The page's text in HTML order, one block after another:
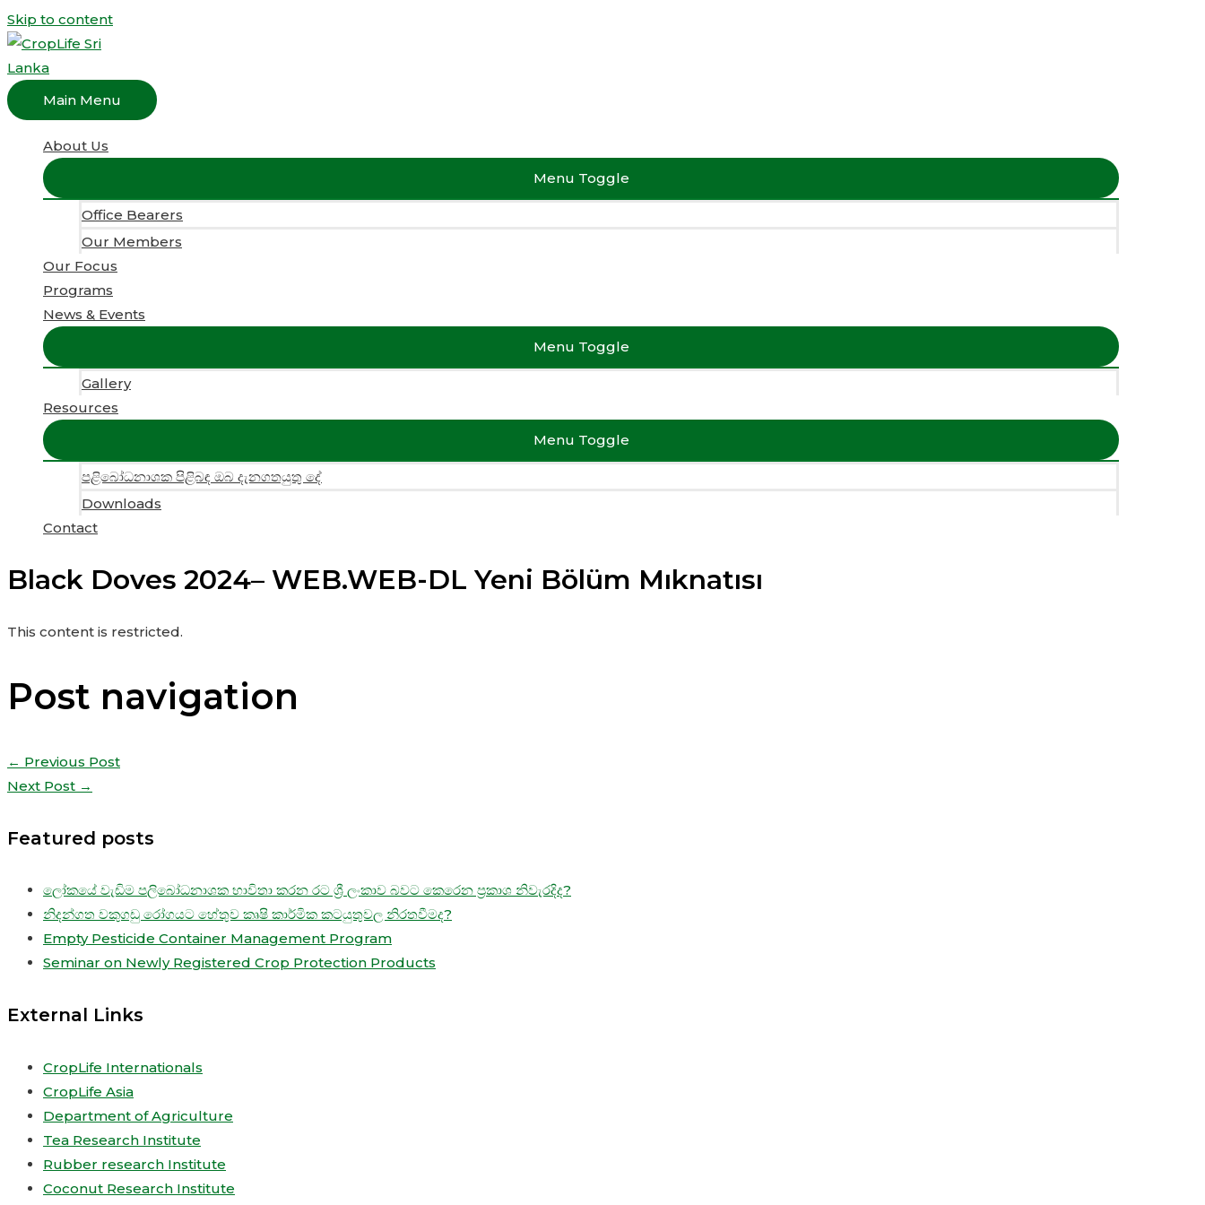
Skip to content
Main Menu
About Us
Menu Toggle
Office Bearers
Our Members
Our Focus
Programs
News & Events
Menu Toggle
Gallery
Resources
Menu Toggle
පළිබෝධනාශක පිළිබඳ ඔබ දැනගතයුතු දේ
Downloads
Contact
Black Doves 2024– WEB.WEB-DL Yeni Bölüm Mıknatısı
This content is restricted.
Post navigation
← Previous Post
Next Post →
Featured posts
ලෝකයේ වැඩිම පලිබෝධනාශක භාවිතා කරන රට ශ්‍රී ලංකාව බවට කෙරෙන ප්‍රකාශ නිවැරදිද?
නිදන්ගත වකුගඩු රෝගයට හේතුව කෘෂි කාර්මික කටයුතුවල නිරතවීමද?
Empty Pesticide Container Management Program
Seminar on Newly Registered Crop Protection Products
External Links
CropLife Internationals
CropLife Asia
Department of Agriculture
Tea Research Institute
Rubber research Institute
Coconut Research Institute